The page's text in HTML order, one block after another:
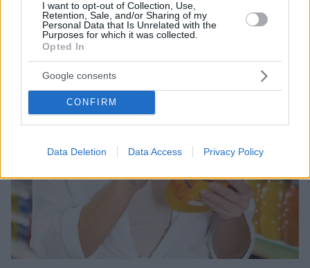
I want to opt-out of Collection, Use,
Retention, Sale, and/or Sharing of my
Personal Data that Is Unrelated with the
Purposes for which it was collected.
Opted In
Google consents
CONFIRM
Data Deletion Data Access Privacy Policy